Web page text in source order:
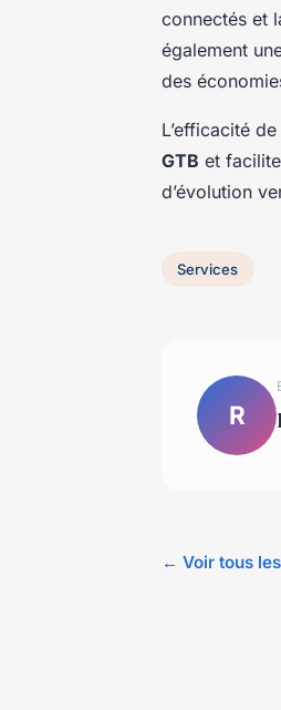
connectés et
également
des
L’efficacité de
GTB et
d’évolution
Services
R
← Voir tous